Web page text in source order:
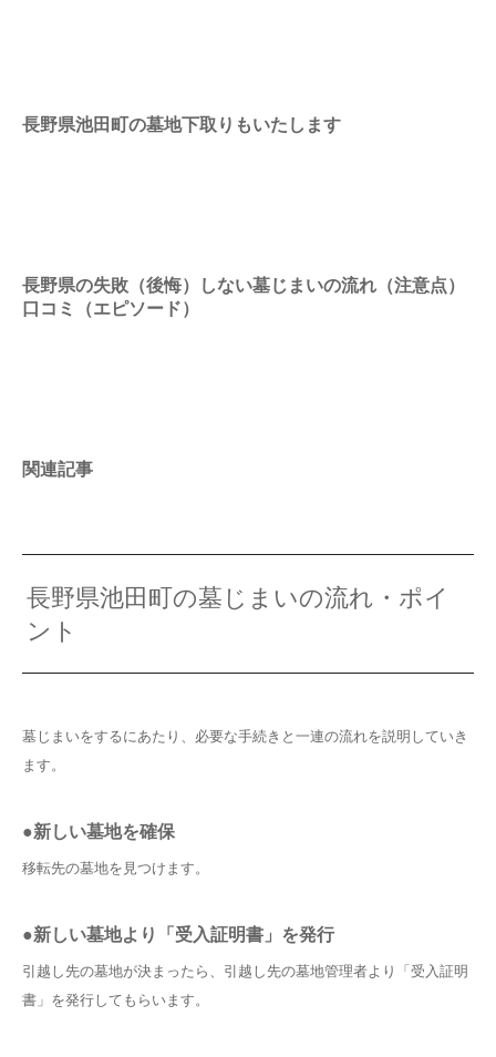
長野県池田町の墓地下取りもいたします
長野県の失敗（後悔）しない墓じまいの流れ（注意点）
口コミ（エピソード）
関連記事
長野県池田町の墓じまいの流れ・ポイ
ント
墓じまいをするにあたり、必要な手続きと一連の流れを説明していき
ます。
●新しい墓地を確保
移転先の墓地を見つけます。
●新しい墓地より「受入証明書」を発行
引越し先の墓地が決まったら、引越し先の墓地管理者より「受入証明
書」を発行してもらいます。